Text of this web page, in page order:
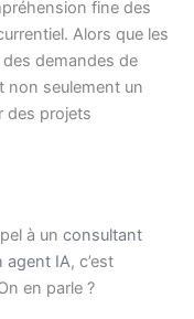
fine des
Alors que les
demandes de
non seulement un
des projets
à un consultant
agent IA, c’est
en parle ?